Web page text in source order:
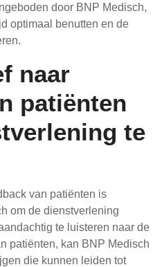
door BNP Medisch,
optimaal benutten en de
naar
patiënten
te
van patiënten is
om de dienstverlening
te luisteren naar de
patiënten, kan BNP Medisch
die kunnen leiden tot